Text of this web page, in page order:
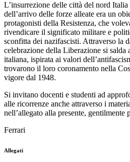
L’insurrezione delle città del nord
dell’arrivo delle forze alleate era un
protagonisti della Resistenza, che
rivendicare il significato militare e
sconfitta dei nazifascisti. Attraverso la
celebrazione della Liberazione si salda
italiana, ispirata ai valori
trovarono il loro coronamento nella
vigore dal 1948.
Si invitano docenti e studenti ad
alle ricorrenze anche attraverso i
nell’allegato alla presente, gentilmente
Ferrari
Allegati